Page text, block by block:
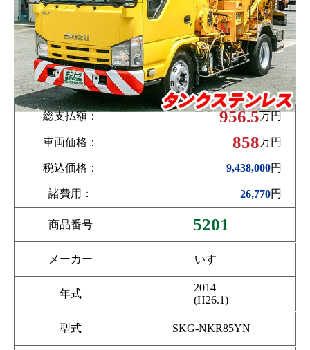
総支払額： 956.5万円
車両価格： 858万円
税込価格： 9,438,000円
諸費用： 26,770円
商品番号 5201
メーカー いすゞ
年式
2014
(H26.1)
型式 SKG-NKR85YN